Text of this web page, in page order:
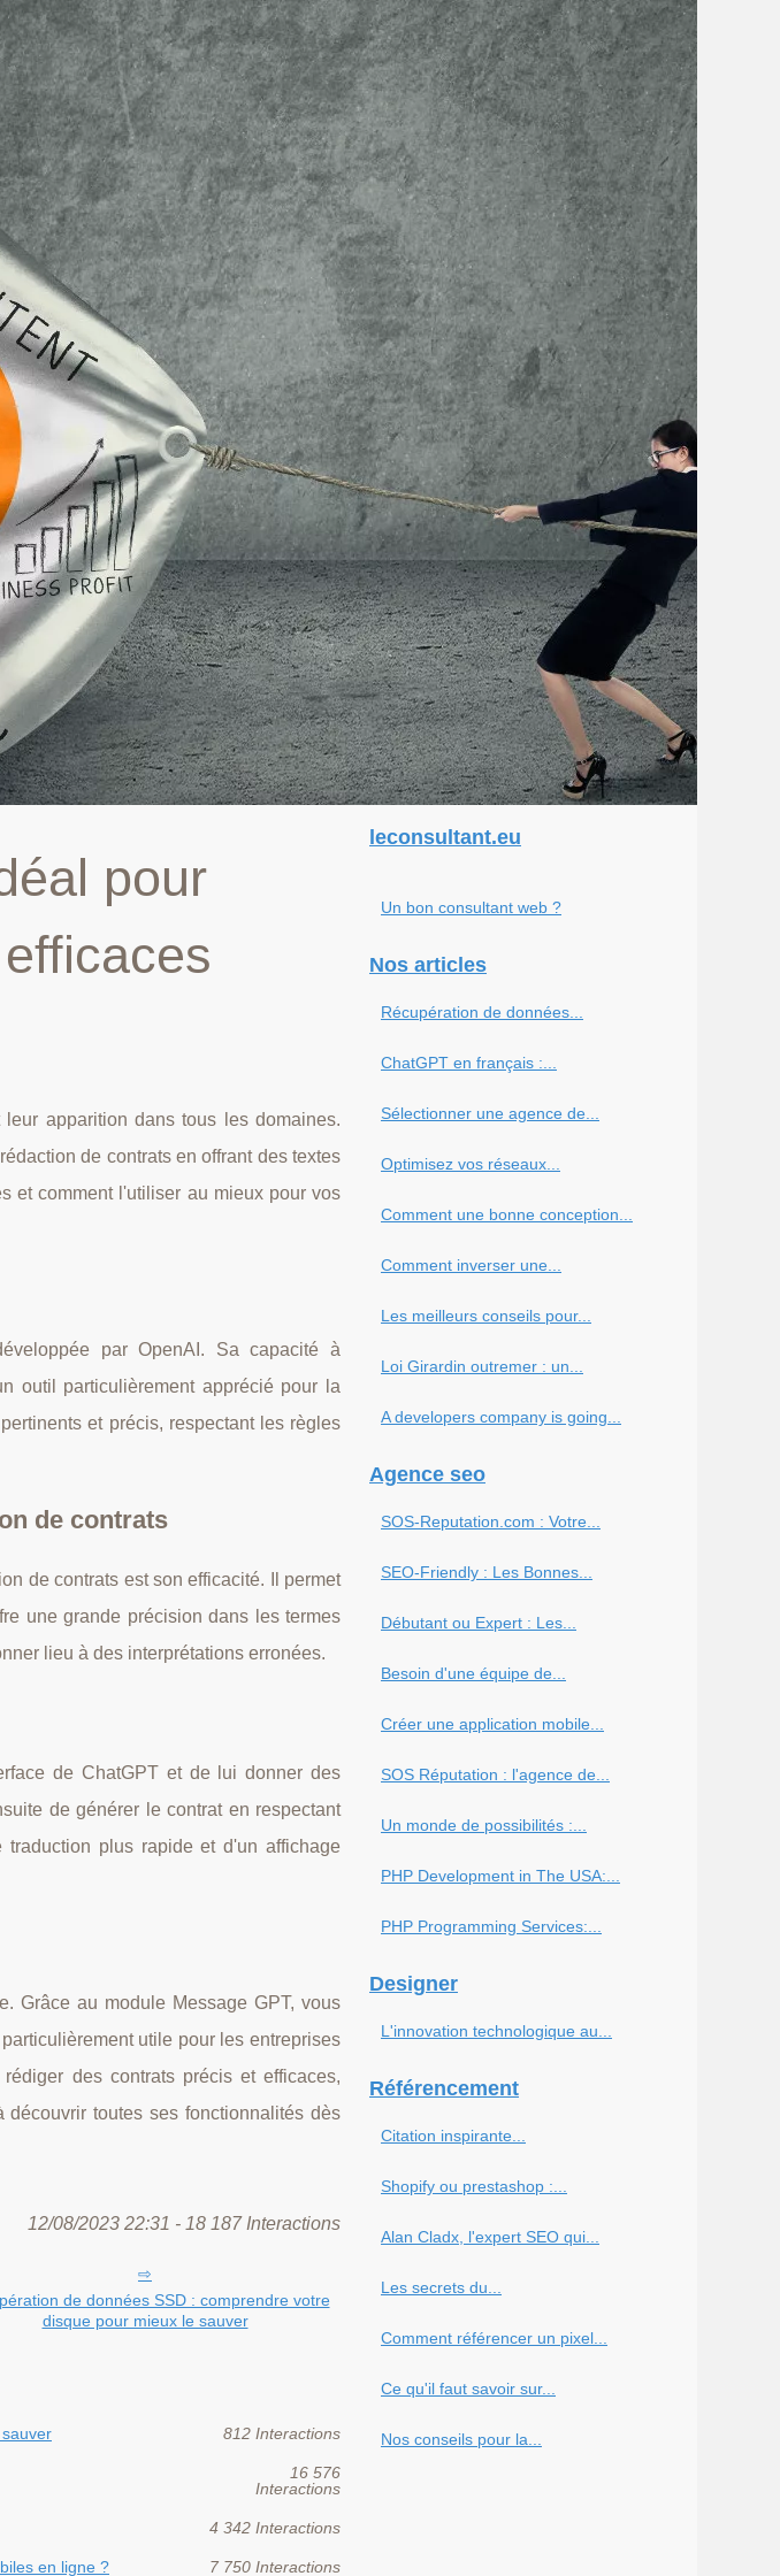
pour
apparition dans tous les domaines.
de contrats en offrant des textes
et comment l'utiliser au mieux pour vos
par OpenAI. Sa capacité à
outil particulièrement apprécié pour la
et précis, respectant les règles
de contrats
de contrats est son efficacité. Il permet
une grande précision dans les termes
lieu à des interprétations erronées.
de ChatGPT et de lui donner des
de générer le contrat en respectant
plus rapide et d'un affichage
Grâce au module Message GPT, vous
utile pour les entreprises
des contrats précis et efficaces,
toutes ses fonctionnalités dès
12/08/2023 22:31 - 18 187 Interactions
de données SSD : comprendre votre
disque pour mieux le sauver
812 Interactions
16 576
Interactions
4 342 Interactions
en ligne ? 7 750 Interactions
leconsultant.eu
Un bon consultant web ?
Nos articles
Récupération de données...
ChatGPT en français :...
Sélectionner une agence de...
Optimisez vos réseaux...
Comment une bonne conception...
Comment inverser une...
Les meilleurs conseils pour...
Loi Girardin outremer : un...
A developers company is going...
Agence seo
SOS-Reputation.com : Votre...
SEO-Friendly : Les Bonnes...
Débutant ou Expert : Les...
Besoin d'une équipe de...
Créer une application mobile...
SOS Réputation : l'agence de...
Un monde de possibilités :...
PHP Development in The USA:...
PHP Programming Services:...
Designer
L'innovation technologique au...
Référencement
Citation inspirante...
Shopify ou prestashop :...
Alan Cladx, l'expert SEO qui...
Les secrets du...
Comment référencer un pixel...
Ce qu'il faut savoir sur...
Nos conseils pour la...